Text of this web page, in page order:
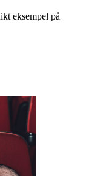
eksempel på